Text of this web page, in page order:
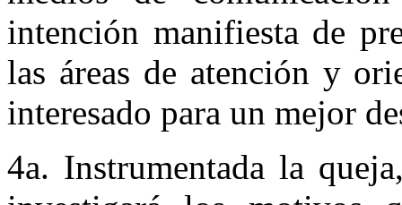
intención manifiesta de
las áreas de atención y
interesado para un mejor
4a. Instrumentada la